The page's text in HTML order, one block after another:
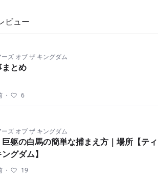
ビュー
ズ オブ ザ キングダム
とめ
・ 6
ズ オブ ザ キングダム
巨躯の白馬の簡単な捕まえ方｜場所【ティ
グダム】
・ 19